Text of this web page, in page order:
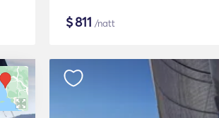
$811 /natt